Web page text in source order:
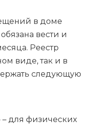
в доме
вести и
Реестр
виде, так и в
следующую
для физических